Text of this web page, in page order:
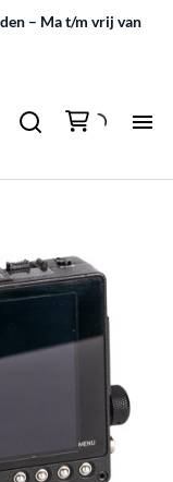
– Ma t/m vrij van